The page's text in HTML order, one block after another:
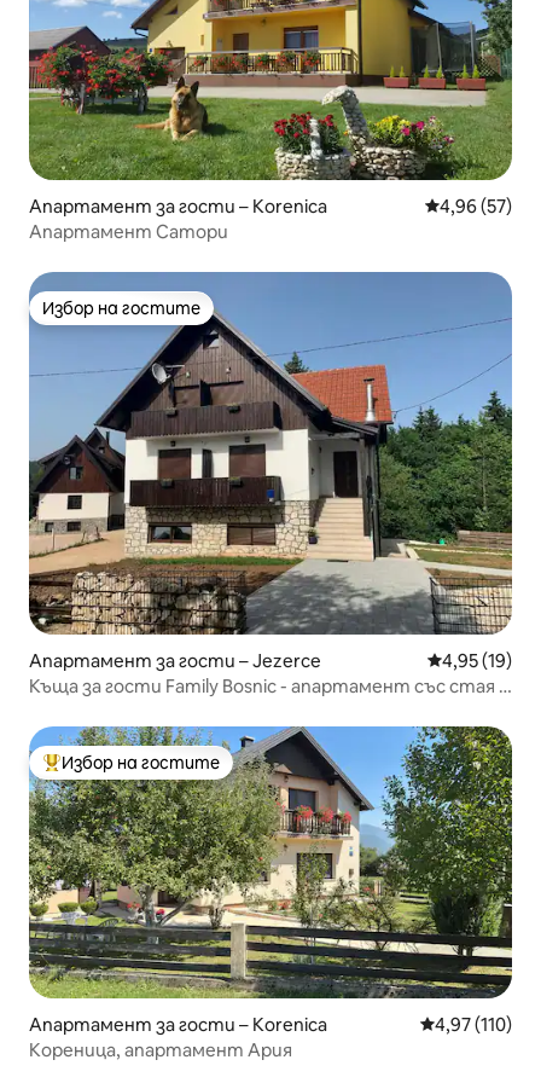
Апартамент за гости – Korenica Средна
4,96 (57)
Апартамент Сатори
Избор на гостите
Избор на гостите
Апартамент за гости – Jezerce Средна
4,95 (19)
Къща за гости Family Bosnic - апартамент със стая с
Най-популярен избор на гостите
Избор на гостите
Апартамент за гости – Korenica Средна
4,97 (110)
Кореница, апартамент Ария